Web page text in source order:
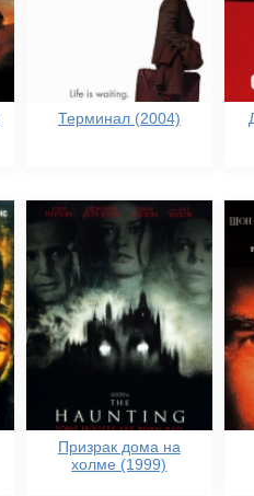
Терминал (2004)
Призрак дома на
холме (1999)